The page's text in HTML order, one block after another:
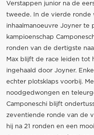
Verstappen junior na de
tweede. In de vierde ronde
inhaalmanoeuvre Joyner te
kampioenschap
ronden van de dertigste
Max blijft de race leiden
ingehaald door Joyner.
echter plotsklaps voorbij.
noodgedwongen en
Camponeschi blijft
zeventiende ronde van de
hij na 21 ronden en een